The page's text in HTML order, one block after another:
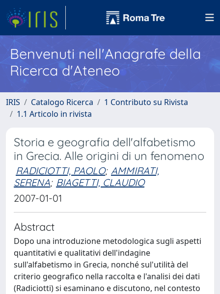
Benvenuti nell'Anagrafe della
Ricerca d'Ateneo
IRIS Catalogo Ricerca
1 Contributo su Rivista
1.1 Articolo in rivista
Storia e geografia dell'alfabetismo
in Grecia. Alle origini di un fenomeno
RADICIOTTI, PAOLO; AMMIRATI,
SERENA; BIAGETTI, CLAUDIO
2007-01-01
Abstract
Dopo una introduzione metodologica sugli aspetti
quantitativi e qualitativi dell'indagine
sull'alfabetismo in Grecia, nonché sul'utilità del
criterio geografico nella raccolta e l'analisi dei dati
(Radiciotti) si esaminano e discutono, nel contesto